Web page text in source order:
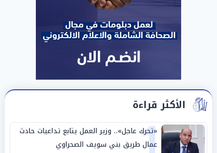
الأكثر قراءة
«تحرك عاجل».. وزير العمل يتابع تداعيات حادث
عمال طريق بني سويف الصحراوي